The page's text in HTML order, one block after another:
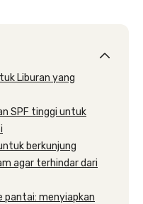
Liburan yang
SPF tinggi untuk
berkunjung
agar terhindar dari
pantai: menyiapkan